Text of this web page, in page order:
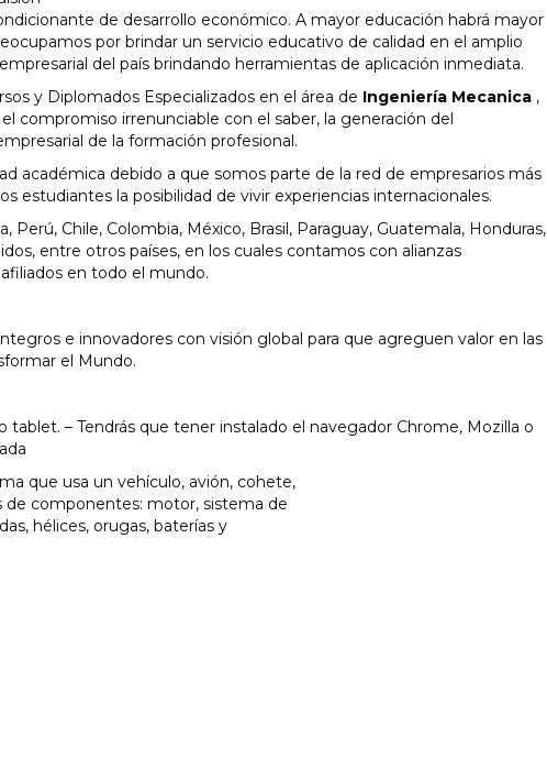
de desarrollo económico. A mayor educación habrá mayor
por brindar un servicio educativo de calidad en el amplio
del país brindando herramientas de aplicación inmediata.
y Diplomados Especializados en el área de Ingeniería Mecanica ,
compromiso irrenunciable con el saber, la generación del
de la formación profesional.
académica debido a que somos parte de la red de empresarios más
estudiantes la posibilidad de vivir experiencias internacionales.
Chile, Colombia, México, Brasil, Paraguay, Guatemala, Honduras,
entre otros países, en los cuales contamos con alianzas
en todo el mundo.
e innovadores con visión global para que agreguen valor en las
el Mundo.
– Tendrás que tener instalado el navegador Chrome, Mozilla o
que usa un vehículo, avión, cohete,
de componentes: motor, sistema de
hélices, orugas, baterías y